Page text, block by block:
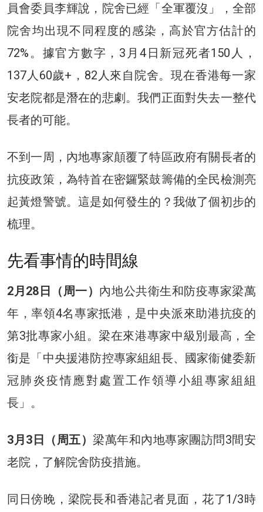
員會委員李輝說，院舍已經「全軍覆沒」，全部
院舍均出現不同程度的感染，高於官方估計的
72%。據官方數字，3月4日新冠死者150人，
137人60歲+，82人來自院舍。現在香港每一家
安老院都是潛在的悲劇。我們正面對失去一整代
長者的可能。
不到一周，內地專家顛覆了特區政府有關長者的
抗疫政策，為特首在密鑼緊鼓籌備的全民檢測亮
起黃燈警號。這是如何發生的？我做了個初步的
梳理。
先看事情的時間線
2月28日（周一） 內地公共衛生和防疫專家梁萬
年，率領4名專家抵港，是中央派來助港抗疫的
第3批專家小組。梁在來港專家中級別最高，全
銜是「中央援港防控專家組組長、國家衞健委新
冠肺炎疫情應對處置工作領導小組專家組組
長」。
3月3日（周五）梁萬年和內地專家團訪問3間安
老院，了解院舍防疫措施。
同日傍晚，梁院長和香港記者見面，花了1/3時